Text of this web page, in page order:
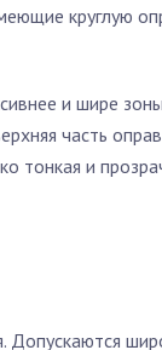
круглую
и шире
часть
тонкая и